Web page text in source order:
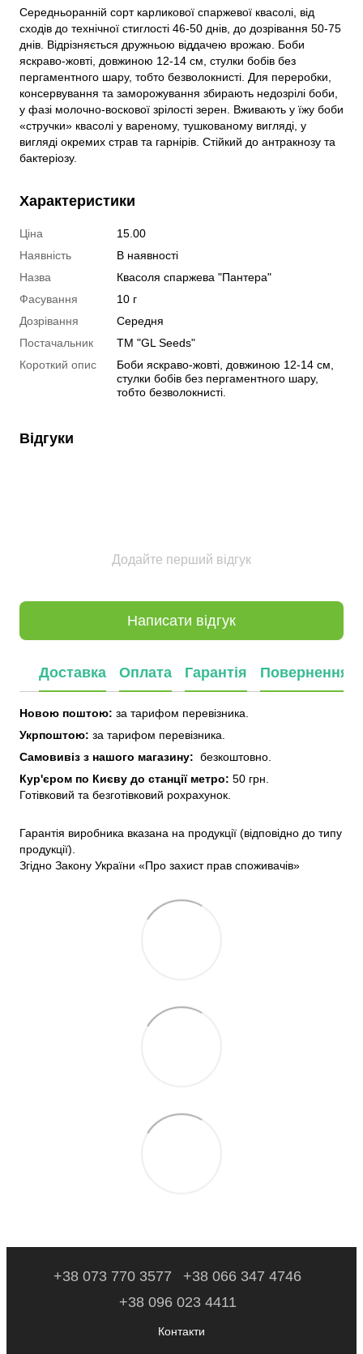
Середньоранній сорт карликової спаржевої квасолі, від
сходів до технічної стиглості 46-50 днів, до дозрівання 50-75
днів. Відрізняється дружньою віддачею врожаю. Боби
яскраво-жовті, довжиною 12-14 см, стулки бобів без
пергаментного шару, тобто безволокнисті. Для переробки,
консервування та заморожування збирають недозрілі боби,
у фазі молочно-воскової зрілості зерен. Вживають у їжу боби
«стручки» квасолі у вареному, тушкованому вигляді, у
вигляді окремих страв та гарнірів. Стійкий до антракнозу та
бактеріозу.
Характеристики
Ціна
15.00
Наявність
В наявності
Назва
Квасоля спаржева "Пантера"
Фасування
10 г
Дозрівання
Середня
Постачальник
ТМ "GL Seeds"
Короткий опис
Боби яскраво-жовті, довжиною 12-14 см,
стулки бобів без пергаментного шару,
тобто безволокнисті.
Відгуки
Додайте перший відгук
Написати відгук
Доставка Оплата Гарантія Повернення
Новою поштою: за тарифом перевізника.
Укрпоштою: за тарифом перевізника.
Самовивіз з нашого магазину: безкоштовно.
Кур'єром по Києву до станції метро: 50 грн.
Готівковий та безготівковий рохрахунок.
Гарантія виробника вказана на продукції (відповідно до типу
продукції).
Згідно Закону України «Про захист прав споживачів»
+38 073 770 3577
+38 066 347 4746
+38 096 023 4411
Контакти